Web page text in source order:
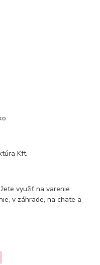
Kft.
využiť na varenie
v záhrade, na chate a